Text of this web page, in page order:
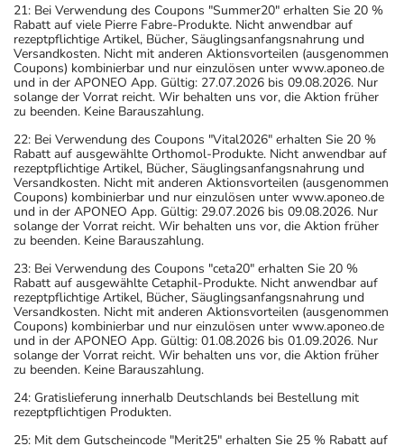
21: Bei Verwendung des Coupons "Summer20" erhalten Sie 20 %
Rabatt auf viele Pierre Fabre-Produkte. Nicht anwendbar auf
rezeptpflichtige Artikel, Bücher, Säuglingsanfangsnahrung und
Versandkosten. Nicht mit anderen Aktionsvorteilen (ausgenommen
Coupons) kombinierbar und nur einzulösen unter www.aponeo.de
und in der APONEO App. Gültig: 27.07.2026 bis 09.08.2026. Nur
solange der Vorrat reicht. Wir behalten uns vor, die Aktion früher
zu beenden. Keine Barauszahlung.
22: Bei Verwendung des Coupons "Vital2026" erhalten Sie 20 %
Rabatt auf ausgewählte Orthomol-Produkte. Nicht anwendbar auf
rezeptpflichtige Artikel, Bücher, Säuglingsanfangsnahrung und
Versandkosten. Nicht mit anderen Aktionsvorteilen (ausgenommen
Coupons) kombinierbar und nur einzulösen unter www.aponeo.de
und in der APONEO App. Gültig: 29.07.2026 bis 09.08.2026. Nur
solange der Vorrat reicht. Wir behalten uns vor, die Aktion früher
zu beenden. Keine Barauszahlung.
23: Bei Verwendung des Coupons "ceta20" erhalten Sie 20 %
Rabatt auf ausgewählte Cetaphil-Produkte. Nicht anwendbar auf
rezeptpflichtige Artikel, Bücher, Säuglingsanfangsnahrung und
Versandkosten. Nicht mit anderen Aktionsvorteilen (ausgenommen
Coupons) kombinierbar und nur einzulösen unter www.aponeo.de
und in der APONEO App. Gültig: 01.08.2026 bis 01.09.2026. Nur
solange der Vorrat reicht. Wir behalten uns vor, die Aktion früher
zu beenden. Keine Barauszahlung.
24: Gratislieferung innerhalb Deutschlands bei Bestellung mit
rezeptpflichtigen Produkten.
25: Mit dem Gutscheincode "Merit25" erhalten Sie 25 % Rabatt auf